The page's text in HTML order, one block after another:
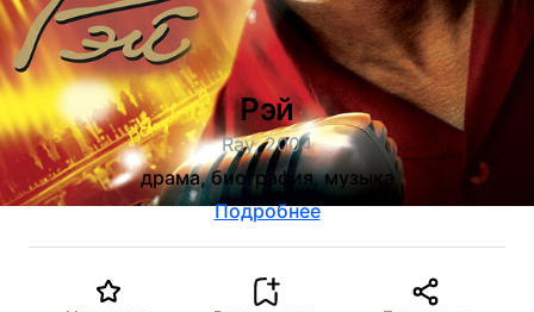
Рэй
Ray, 2004
драма, биография, музыка
Подробнее